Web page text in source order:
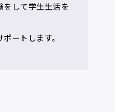
をして学生生活を
ートします。